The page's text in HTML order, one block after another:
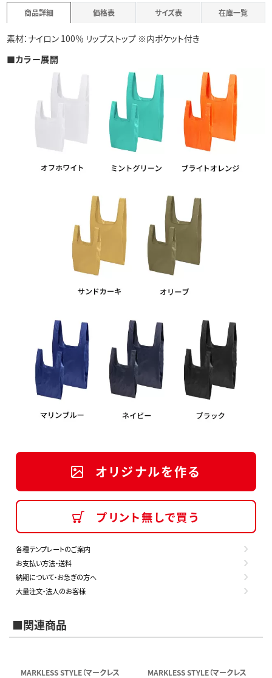
商品詳細 価格表 サイズ表 在庫一覧
素材：ナイロン 100％ リップストップ ※内ポケット付き
■カラー展開
オリジナルを作る
プリント無しで買う
各種テンプレートのご案内
お支払い方法・送料
納期について・お急ぎの方へ
大量注文・法人のお客様
■関連商品
MARKLESS STYLE（マークレス
MARKLESS STYLE（マークレス